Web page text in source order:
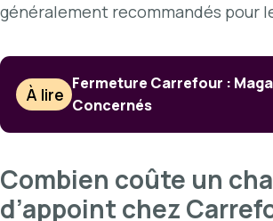
généralement recommandés pour
À lire
Fermeture Carrefour :
Concernés
Combien coûte un
d’appoint chez